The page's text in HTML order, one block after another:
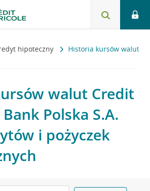
hipoteczny Historia kursów walut
walut Credit
Polska S.A.
i pożyczek